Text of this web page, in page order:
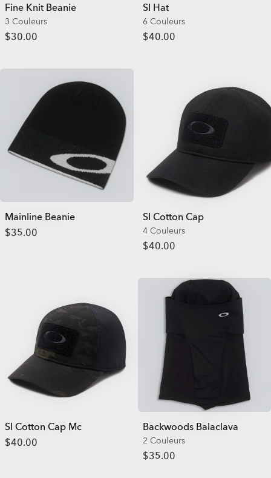
Fine Knit Beanie
3 Couleurs
$30.00
SI Hat
6 Couleurs
$40.00
Mainline Beanie
$35.00
SI Cotton Cap
4 Couleurs
$40.00
SI Cotton Cap Mc
$40.00
Backwoods Balaclava
2 Couleurs
$35.00